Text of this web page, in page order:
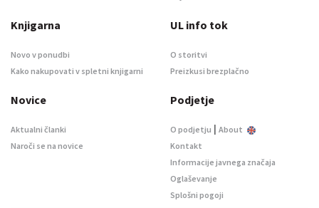
Knjigarna
Novo v ponudbi
Kako nakupovati v spletni knjigarni
UL info tok
O storitvi
Preizkusi brezplačno
Novice
Aktualni članki
Naroči se na novice
Podjetje
O podjetju | About
Kontakt
Informacije javnega značaja
Oglaševanje
Splošni pogoji